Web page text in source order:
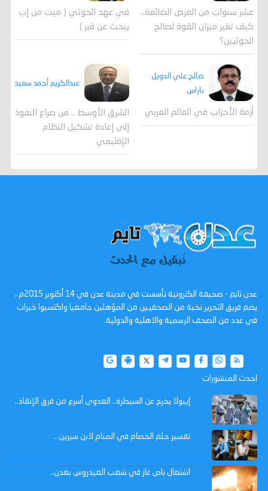
عشر سنوات من الفرص الضائعة..
كيف تغير ميزان القوة لصالح
الحوثيين؟
في عهد الحوثي ( ميت من إب
يبحث عن قبر )
صالح علي الدويل
باراس
أزمة الأحزاب في العالم العربي
عبدالكريم أحمد سعيد
الشرق الأوسط .. من صراع النفوذ
إلى إعادة تشكيل النظام
الإقليمي
عدن تايم - صحيفة الكترونية تأسست في مدينة عدن في 14 أكتوبر 2015م ،
يضم فريق التحرير نخبة من الصحفيين من المؤهلين جامعيا واكتسبوا خبرات
في عدد من الصحف الرسمية والاهلية والدولية.
احدث المنشورات
إيبولا يخرج عن السيطرة.. العدوى أسرع من فرق الإنقاذ..
تفسير حلم الخصام في المنام لابن سيرين ..
اشتعال باص غاز في شعب العيدروس بعدن..